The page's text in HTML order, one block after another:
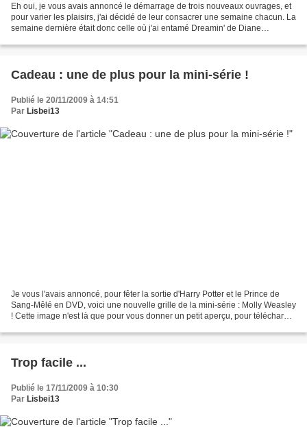
Eh oui, je vous avais annoncé le démarrage de trois nouveaux ouvrages, et
pour varier les plaisirs, j'ai décidé de leur consacrer une semaine chacun. La
semaine dernière était donc celle où j'ai entamé Dreamin' de Diane
Cadeau : une de plus pour la mini-série !
Publié le 20/11/2009 à 14:51
Par Lisbei13
Je vous l'avais annoncé, pour fêter la sortie d'Harry Potter et le Prince de
Sang-Mêlé en DVD, voici une nouvelle grille de la mini-série : Molly Weasley
! Cette image n'est là que pour vous donner un petit aperçu, pour télécharger
Trop facile ...
Publié le 17/11/2009 à 10:30
Par Lisbei13